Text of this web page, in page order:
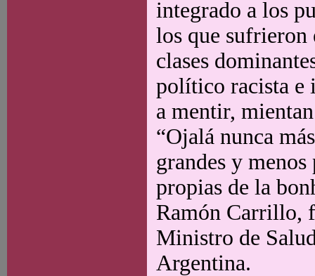
integrado a los
los que sufrieron
clases
político racista e
a mentir,
“Ojalá nunca
grandes y
propias de la
Ramón Carrillo,
Ministro de
Argentina.